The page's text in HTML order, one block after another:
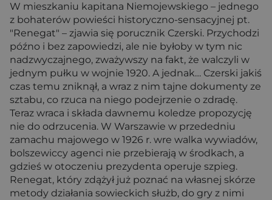
W mieszkaniu kapitana Niemojewskiego – jednego
z bohaterów powieści historyczno-sensacyjnej pt.
"Renegat" – zjawia się porucznik Czerski. Przychodzi
późno i bez zapowiedzi, ale nie byłoby w tym nic
nadzwyczajnego, zważywszy na fakt, że walczyli w
jednym pułku w wojnie 1920. A jednak… Czerski jakiś
czas temu zniknął, a wraz z nim tajne dokumenty ze
sztabu, co rzuca na niego podejrzenie o zdradę.
Teraz wraca i składa dawnemu koledze propozycję
nie do odrzucenia. W Warszawie w przededniu
zamachu majowego w 1926 r. wre walka wywiadów,
bolszewiccy agenci nie przebierają w środkach, a
gdzieś w otoczeniu prezydenta operuje szpieg.
Renegat, który zdążył już poznać na własnej skórze
metody działania sowieckich służb, do gry z nimi